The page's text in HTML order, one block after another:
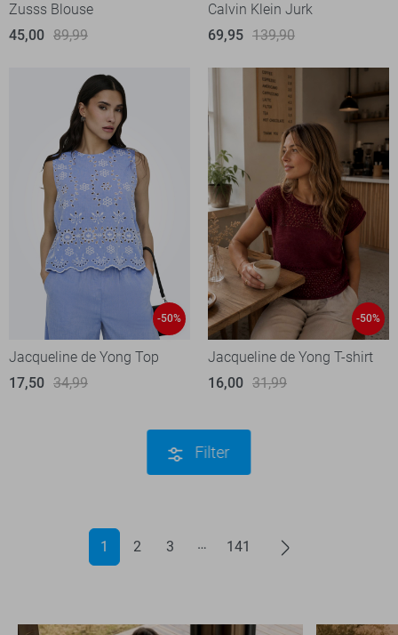
Zusss Blouse
45,00 89,99
Calvin Klein Jurk
69,95 139,90
-50%
Jacqueline de Yong Top
17,50 34,99
-50%
Jacqueline de Yong T-shirt
16,00 31,99
Filter
1 2 3 141